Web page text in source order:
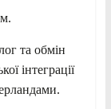
та обмін
інтеграції